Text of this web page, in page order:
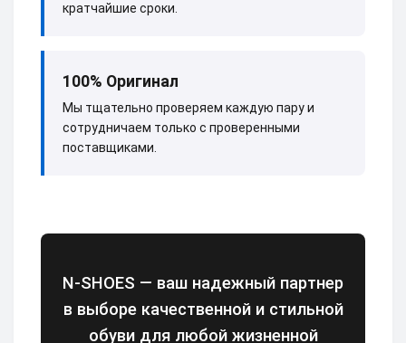
кратчайшие сроки.
100% Оригинал
Мы тщательно проверяем каждую пару и
сотрудничаем только с проверенными
поставщиками.
N-SHOES — ваш надежный партнер
в выборе качественной и стильной
обуви для любой жизненной